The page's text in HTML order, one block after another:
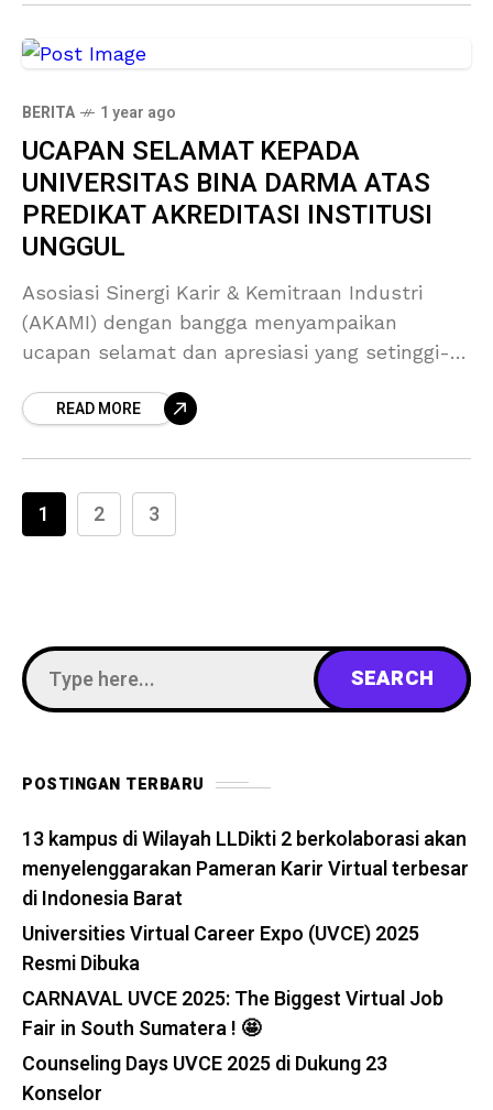
BERITA 1 year ago
UCAPAN SELAMAT KEPADA
UNIVERSITAS BINA DARMA ATAS
PREDIKAT AKREDITASI INSTITUSI
UNGGUL
Asosiasi Sinergi Karir & Kemitraan Industri
(AKAMI) dengan bangga menyampaikan
ucapan selamat dan apresiasi yang setinggi-
capaian luar biasa dalam meraih predikat
READ MORE
1 2 3
POSTINGAN TERBARU
13 kampus di Wilayah LLDikti 2 berkolaborasi akan
menyelenggarakan Pameran Karir Virtual terbesar
di Indonesia Barat
Universities Virtual Career Expo (UVCE) 2025
Resmi Dibuka
CARNAVAL UVCE 2025: The Biggest Virtual Job
Fair in South Sumatera ! 🤩
Counseling Days UVCE 2025 di Dukung 23
Konselor